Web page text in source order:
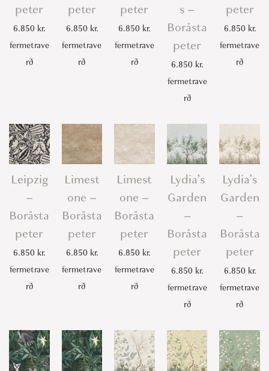
peter
6.850 kr.
fermetrave
rð
peter
6.850 kr.
fermetrave
rð
peter
6.850 kr.
fermetrave
rð
s –
Boråsta
peter
6.850 kr.
fermetrave
rð
peter
6.850 kr.
fermetrave
rð
Leipzig
–
Boråsta
peter
6.850 kr.
fermetrave
rð
Limest
one –
Boråsta
peter
6.850 kr.
fermetrave
rð
Limest
one –
Boråsta
peter
6.850 kr.
fermetrave
rð
Lydia’s
Garden
–
Boråsta
peter
6.850 kr.
fermetrave
rð
Lydia’s
Garden
–
Boråsta
peter
6.850 kr.
fermetrave
rð